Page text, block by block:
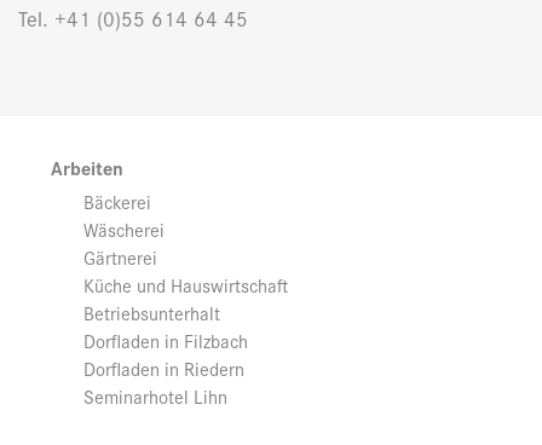
Tel. +41 (0)55 614 64 45
Arbeiten
Bäckerei
Wäscherei
Gärtnerei
Küche und Hauswirtschaft
Betriebsunterhalt
Dorfladen in Filzbach
Dorfladen in Riedern
Seminarhotel Lihn